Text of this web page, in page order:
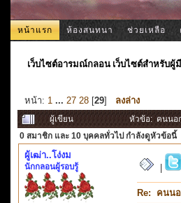
หน้าแรก ห้องสนทนา ช่วยเหลือ
เว็บไซต์อารมณ์กลอน เว็บไซต์สำหรับผู้
หน้า: 1 ... 27 28 [29] ลงล่าง
ผู้เขียน
หัวข้อ: คนนอ
0 สมาชิก และ 10 บุคคลทั่วไป กำลังดูหัวข้อนี้
ผู้เฒ่า..โง่งม
นักกลอนผู้รอบรู้
Re: คนน